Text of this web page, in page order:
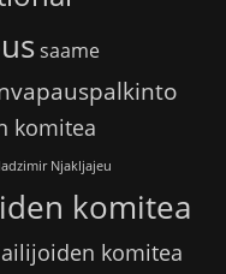
saame
komitea
Njakljajeu
komitea
komitea